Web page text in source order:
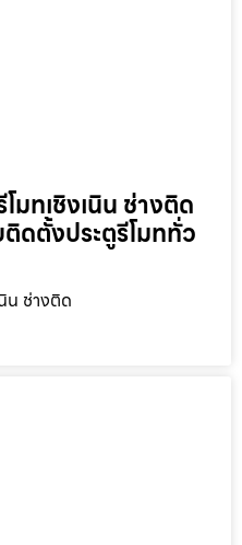
มทเชิงเนิน ช่างติด
ดตั้งประตูรีโมททั่ว
น ช่างติด